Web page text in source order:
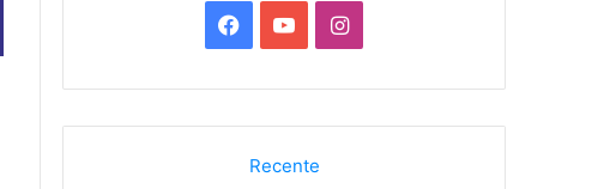
c
e
u
T
I
s
Recente